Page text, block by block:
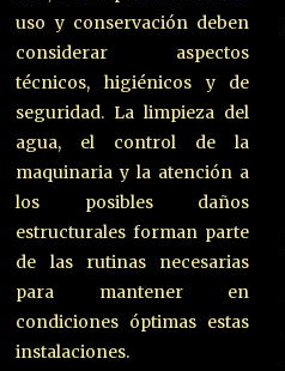
uso y conservación deben
considerar aspectos
técnicos, higiénicos y de
seguridad. La limpieza del
agua, el control de la
maquinaria y la atención a
los posibles daños
estructurales forman parte
de las rutinas necesarias
para mantener en
condiciones óptimas estas
instalaciones.